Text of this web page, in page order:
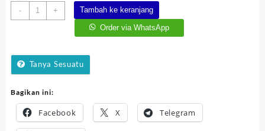
-
Kuantitas
Balok
+
Tambah ke keranjang
Order via WhatsApp
Tanya Sesuatu
Bagikan ini:
Facebook X Telegram